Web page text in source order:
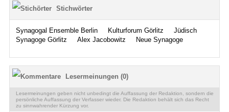
Stichwörter
Synagogal Ensemble Berlin Kulturforum Görlitz
Jüdisch
Synagoge Görlitz
Alex Jacobowitz Neue Synagoge
Lesermeinungen (0)
Lesermeinungen geben nicht unbedingt die Auffassung der Redaktion, sondern die
persönliche Auffassung der Verfasser wieder. Die Redaktion behält sich das Recht
zu sinnwahrender Kürzung vor.